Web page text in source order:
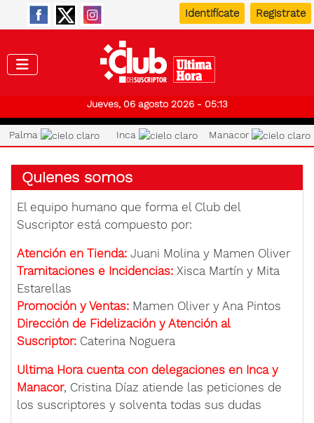
Identifícate Registrate
Jueves, 06 agosto 2026 - 05:13
Palma Inca Manacor
Quienes somos
El equipo humano que forma el Club del
Suscriptor está compuesto por:
Atención en Tienda: Juani Molina y Mamen Oliver
Tramitaciones e Incidencias: Xisca Martín y Mita
Estarellas
Promoción y Ventas: Mamen Oliver y Ana Pintos
Dirección de Fidelización y Atención al
Suscriptor: Caterina Noguera
Ultima Hora cuenta con delegaciones en Inca y
Manacor, Cristina Díaz atiende las peticiones de
los suscriptores y solventa todas sus dudas